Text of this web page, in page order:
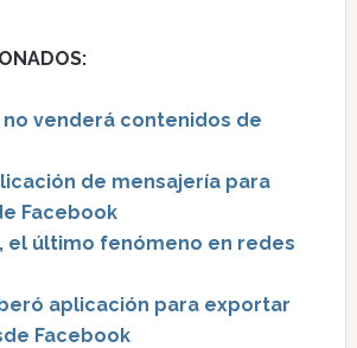
venderá contenidos de
de mensajería para
Facebook
el último fenómeno en redes
aplicación para exportar
Facebook